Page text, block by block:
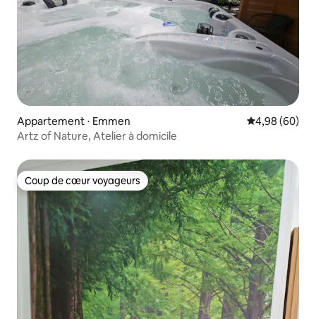
Appartement ⋅ Emmen Évaluation
4,98 (60)
Artz of Nature, Atelier à domicile
Coup de cœur voyageurs
Coup de cœur voyageurs